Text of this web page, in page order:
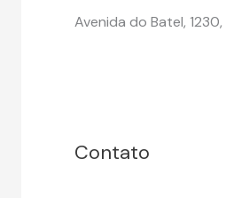
Avenida do Batel,
Contato